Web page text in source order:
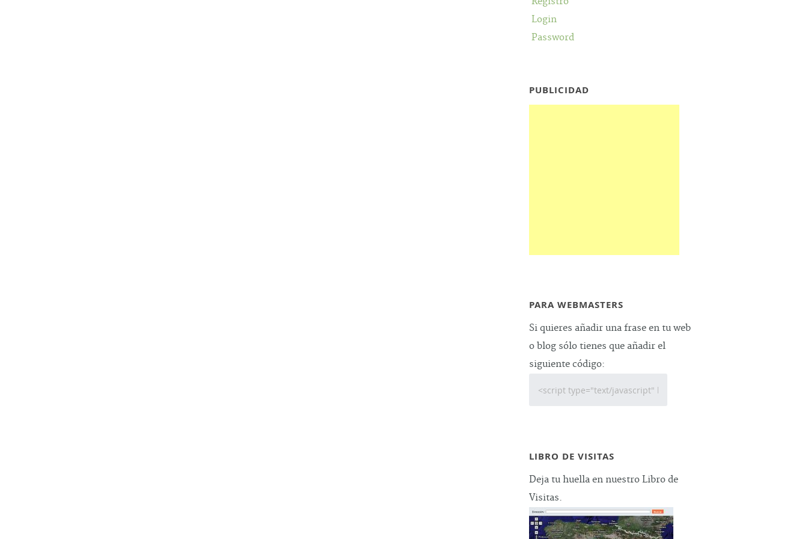
Login
Password
PUBLICIDAD
PARA WEBMASTERS
Si quieres añadir una frase en tu web
o blog sólo tienes que añadir el
siguiente código:
LIBRO DE VISITAS
Deja tu huella en nuestro Libro de
Visitas.